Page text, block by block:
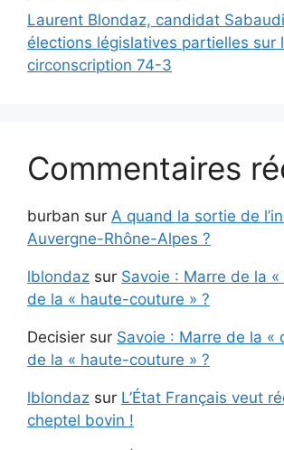
Laurent Blondaz, candidat
élections législatives partielles sur
circonscription 74-3
Commentaires
burban sur A quand la sortie de
Auvergne-Rhône-Alpes ?
lblondaz sur Savoie : Marre de la
de la « haute-couture » ?
Decisier sur Savoie : Marre de la «
de la « haute-couture » ?
lblondaz sur L’État Français veut
cheptel bovin !